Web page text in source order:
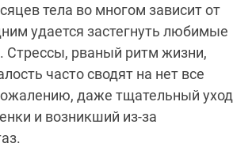
тела во многом зависит от
удается застегнуть любимые
Стрессы, рваный ритм жизни,
часто сводят на нет все
даже тщательный уход
и возникший из-за